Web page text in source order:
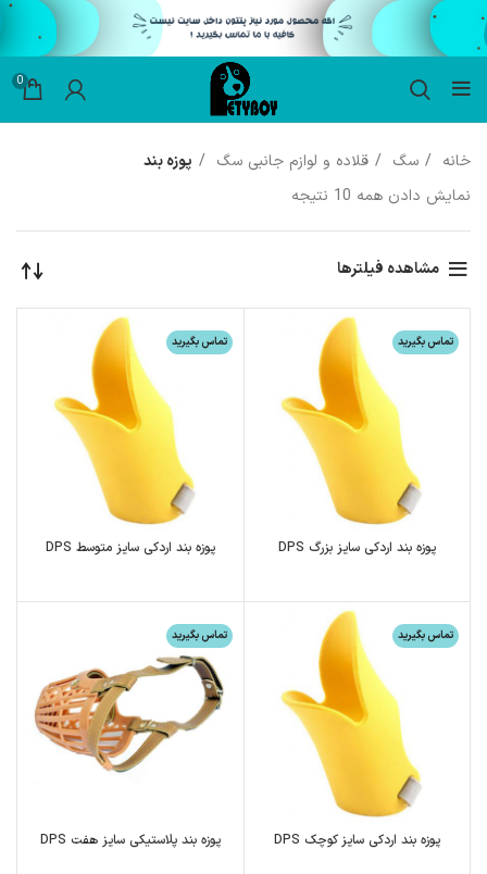
0
خانه سگ قلاده و لوازم جانبی سگ
پوزه بند
نمایش دادن همه 10 نتیجه
مشاهده فیلترها
تماس بگیرید
پوزه بند اردکی سایز بزرگ DPS
تماس بگیرید
پوزه بند اردکی سایز متوسط DPS
تماس بگیرید
پوزه بند اردکی سایز کوچک DPS
تماس بگیرید
پوزه بند پلاستیکی سایز هفت DPS